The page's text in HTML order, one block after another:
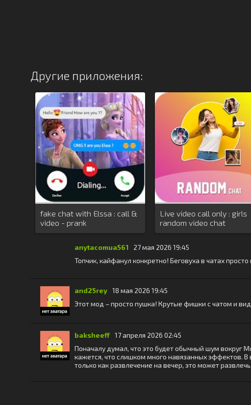
Другие приложения:
fake chat with Elssa : call &
video - prank
Live video call only : girls
random video chat
anytacomua561
27 мая 2026 19:45
Топчик, кайфанул конкретно! Беговуха в чатах
and25rey 18 мая 2026 19:45
Этот мод – просто пушка! Крутые фишки с чатом и
baksheeff 17 апреля 2026 02:45
Поначалу думал, что это будет обычный шум вокруг
кажется, что слишком много навязанных эффектов.
только как развлечение на вечер, это может